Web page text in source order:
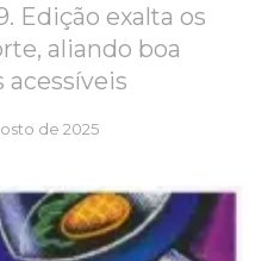
Edição exalta os
aliando boa
de 2025